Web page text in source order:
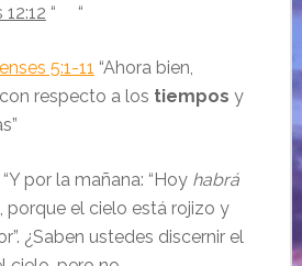
“ “
5:1-11 “Ahora bien,
respecto a los tiempos y
”
“Y por la mañana: “Hoy habrá
porque el cielo está rojizo y
¿Saben ustedes discernir el